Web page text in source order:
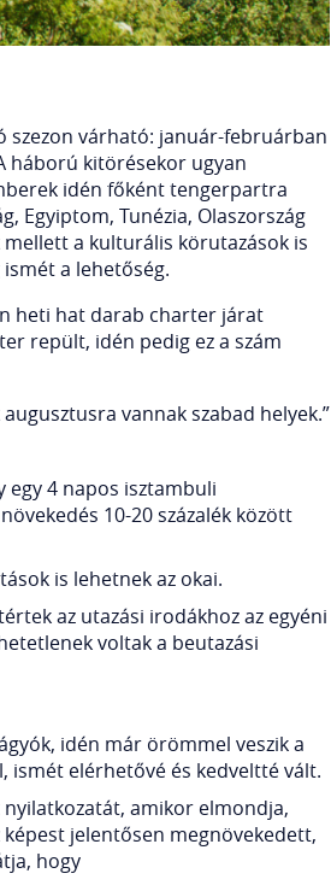
szezon várható: január-februárban
háború kitörésekor ugyan
idén főként tengerpartra
Egyiptom, Tunézia, Olaszország
a kulturális körutazások is
a lehetőség.
heti hat darab charter járat
repült, idén pedig ez a szám
vannak szabad helyek.”
egy 4 napos isztambuli
10-20 százalék között
is lehetnek az okai.
az utazási irodákhoz az egyéni
voltak a beutazási
idén már örömmel veszik a
ismét elérhetővé és kedveltté vált.
nyilatkozatát, amikor elmondja,
jelentősen megnövekedett,
hogy